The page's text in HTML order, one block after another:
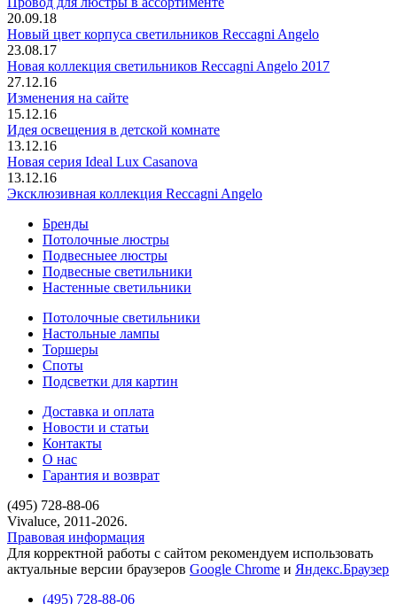
20.09.18
Новый цвет корпуса светильников Reccagni Angelo
23.08.17
Новая коллекция светильников Reccagni Angelo 2017
27.12.16
Изменения на сайте
15.12.16
Идея освещения в детской комнате
13.12.16
Новая серия Ideal Lux Casanova
13.12.16
Эксклюзивная коллекция Reccagni Angelo
Бренды
Потолочные люстры
Подвесныее люстры
Подвесные светильники
Настенные светильники
Потолочные светильники
Настольные лампы
Торшеры
Споты
Подсветки для картин
Доставка и оплата
Новости и статьи
Контакты
О нас
Гарантия и возврат
(495) 728-88-06
Vivaluce, 2011-2026.
Правовая информация
Для корректной работы с сайтом рекомендуем использовать
актуальные версии браузеров Google Chrome и Яндекс.Браузер
(495) 728-88-06